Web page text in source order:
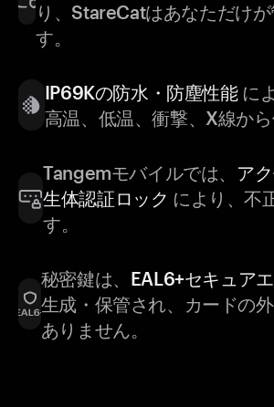
り、StareCatはあなただけが
す。
IP69Kの防水・防塵性能に
高温、低温、衝撃、X線から
Tangemモバイルでは、 ア
生体認証ロック により、不
す。
秘密鍵は、 EAL6+セキュア
生成・保管され、カードの
ありません。